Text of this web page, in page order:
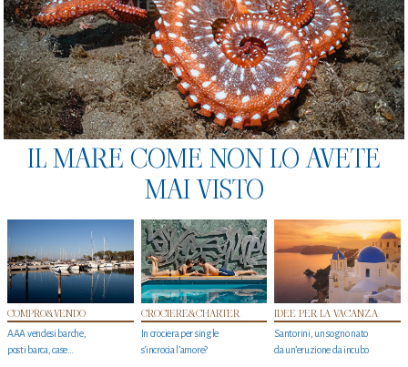
IL MARE COME NON LO AVETE
MAI VISTO
COMPRO&VENDO
AAA vendesi barche,
posti barca, case…
CROCIERE&CHARTER
In crociera per single
s'incrocia l’amore?
IDEE PER LA VACANZA
Santorini, un sogno nato
da un’eruzione da incubo